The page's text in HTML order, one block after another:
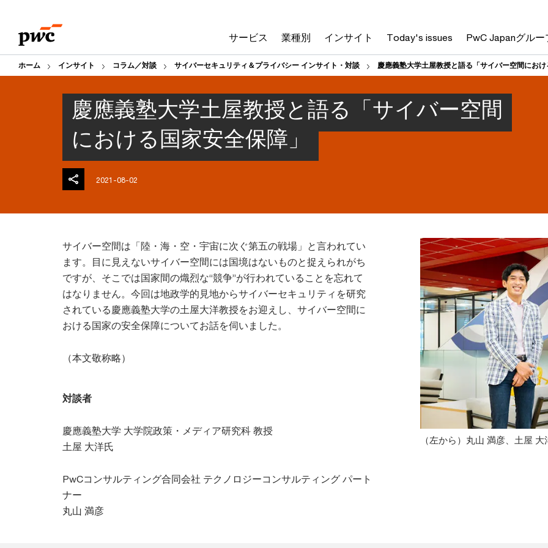
content
footer
サービス 業種別 インサイト Today's issues PwC Japanグルー
ホーム インサイト コラム／対談 サイバーセキュリティ＆プライバシー インサイト・対談 慶應義塾大学土屋教授と語る「サイバー空間にお
慶應義塾大学土屋教授と語る「サイバー空間
における国家安全保障」
2021-08-02
サイバー空間は「陸・海・空・宇宙に次ぐ第五の戦場」と言われてい
ます。目に見えないサイバー空間には国境はないものと捉えられがち
ですが、そこでは国家間の熾烈な“競争”が行われていることを忘れて
はなりません。今回は地政学的見地からサイバーセキュリティを研究
されている慶應義塾大学の土屋大洋教授をお迎えし、サイバー空間に
おける国家の安全保障についてお話を伺いました。
（本文敬称略）
対談者
慶應義塾大学 大学院政策・メディア研究科 教授
土屋 大洋氏
PwCコンサルティング合同会社 テクノロジーコンサルティング パート
ナー
丸山 満彦
（左から）丸山 満彦、土屋 大